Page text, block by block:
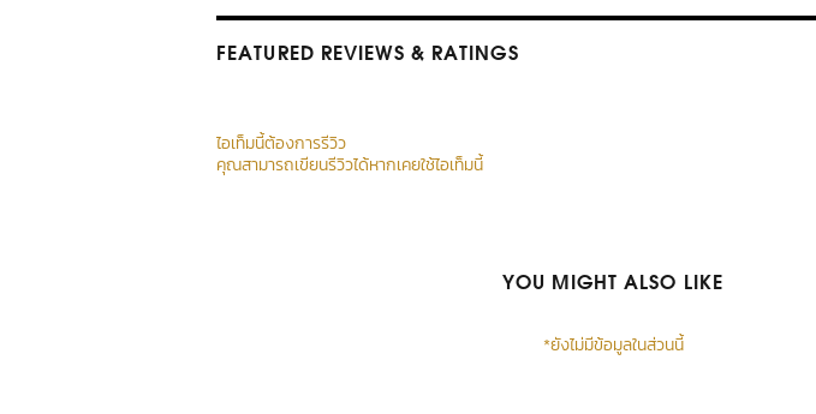
FEATURED REVIEWS & RATINGS
ไอเท็มนี้ต้องการรีวิว
คุณสามารถเขียนรีวิวได้หากเคยใช้ไอเท็มนี้
YOU MIGHT ALSO LIKE
*ยังไม่มีข้อมูลในส่วนนี้